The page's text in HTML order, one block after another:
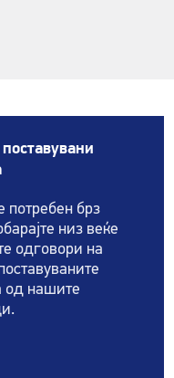
поставувани
потребен брз
низ веќе
одговори на
нашите